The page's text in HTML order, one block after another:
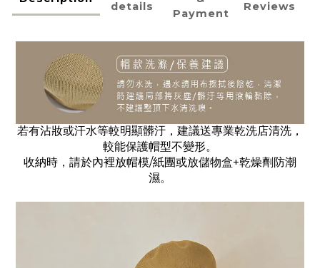
details
Payment
Reviews
若有沾妝或汗水等較明顯髒汙，建議送專業乾洗店清洗，
較能保護帽型不變形。
收納時，請於內裡放帽模/紙團或放儲物盒+乾燥劑防潮
濕。